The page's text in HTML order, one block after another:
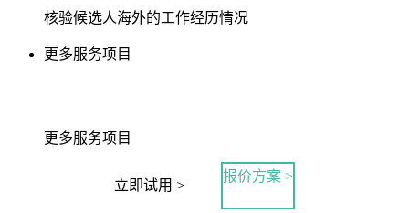
核验候选人海外的工作经历情况
更多服务项目
更多服务项目
立即试用 >
报价方案 >